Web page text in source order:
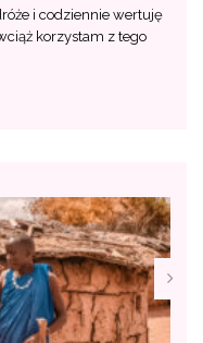
i codziennie wertuję
korzystam z tego